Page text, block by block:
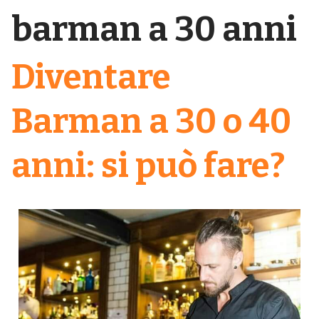
barman a 30 anni
Diventare
Barman a 30 o 40
anni: si può fare?